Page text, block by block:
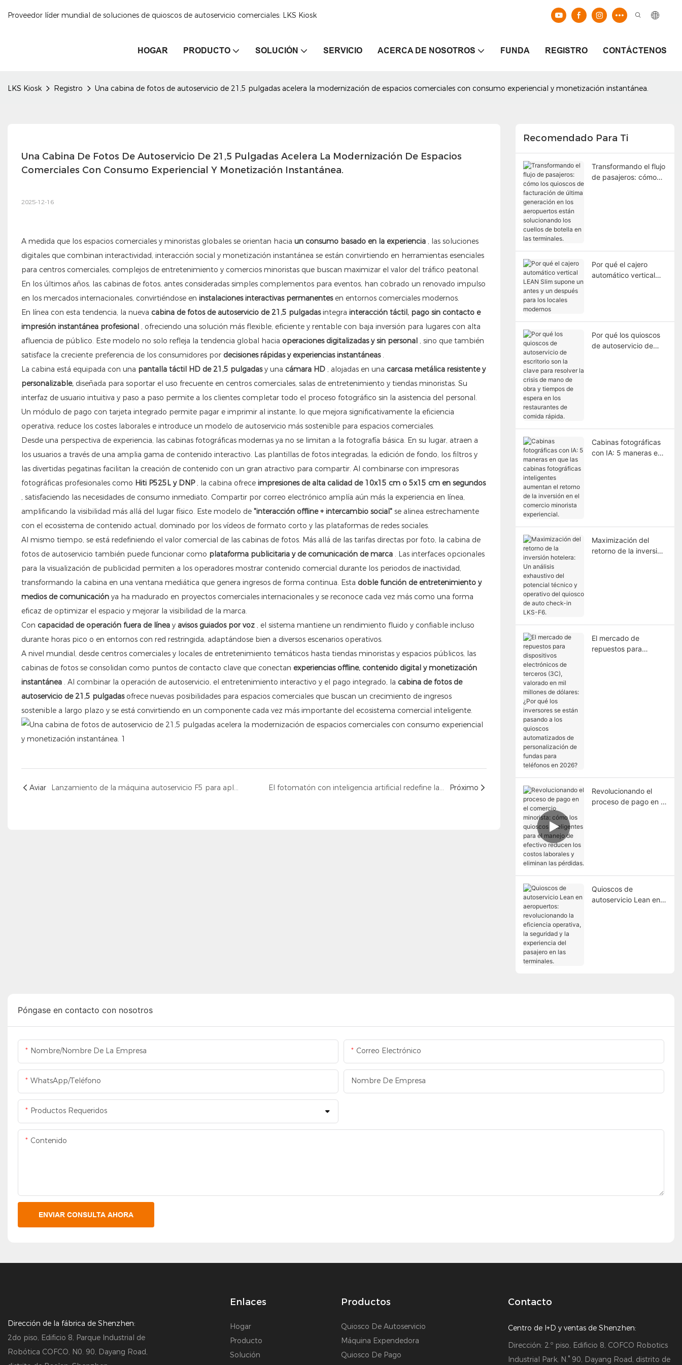
Proveedor líder mundial de soluciones de quioscos de autoservicio comerciales: LKS Kiosk
HOGAR PRODUCTO SOLUCIÓN SERVICIO ACERCA DE NOSOTROS FUNDA REGISTRO CONTÁCTENOS
LKS Kiosk Registro Una cabina de fotos de autoservicio de 21,5 pulgadas acelera la modernización de espacios comerciales con consumo experiencial y monetización instantánea.
Una Cabina De Fotos De Autoservicio De 21,5 Pulgadas Acelera La Modernización De Espacios
Comerciales Con Consumo Experiencial Y Monetización Instantánea.
2025-12-16
A medida que los espacios comerciales y minoristas globales se orientan hacia un consumo basado en la experiencia, las soluciones
digitales que combinan interactividad, interacción social y monetización instantánea se están convirtiendo en herramientas esenciales
para centros comerciales, complejos de entretenimiento y comercios minoristas que buscan maximizar el valor del tráfico peatonal.
En los últimos años, las cabinas de fotos, antes consideradas simples complementos para eventos, han cobrado un renovado impulso
en los mercados internacionales, convirtiéndose en instalaciones interactivas permanentesen entornos comerciales modernos.
En línea con esta tendencia, la nueva cabina de fotos de autoservicio de 21,5 pulgadasintegra interacción táctil, pago sin contacto e
impresión instantánea profesional, ofreciendo una solución más flexible, eficiente y rentable con baja inversión para lugares con alta
afluencia de público. Este modelo no solo refleja la tendencia global hacia operaciones digitalizadas y sin personal, sino que también
satisface la creciente preferencia de los consumidores por decisiones rápidas y experiencias instantáneas.
La cabina está equipada con una pantalla táctil HD de 21,5 pulgadasy una cámara HD, alojadas en una carcasa metálica resistente y
personalizable,diseñada para soportar el uso frecuente en centros comerciales, salas de entretenimiento y tiendas minoristas. Su
interfaz de usuario intuitiva y paso a paso permite a los clientes completar todo el proceso fotográfico sin la asistencia del personal.
Un módulo de pago con tarjeta integrado permite pagar e imprimir al instante, lo que mejora significativamente la eficiencia
operativa, reduce los costes laborales e introduce un modelo de autoservicio más sostenible para espacios comerciales.
Desde una perspectiva de experiencia, las cabinas fotográficas modernas ya no se limitan a la fotografía básica. En su lugar, atraen a
los usuarios a través de una amplia gama de contenido interactivo. Las plantillas de fotos integradas, la edición de fondo, los filtros y
las divertidas pegatinas facilitan la creación de contenido con un gran atractivo para compartir. Al combinarse con impresoras
fotográficas profesionales como Hiti P525L y DNP, la cabina ofrece impresiones de alta calidad de 10x15 cm o 5x15 cm en segundos
, satisfaciendo las necesidades de consumo inmediato. Compartir por correo electrónico amplía aún más la experiencia en línea,
amplificando la visibilidad más allá del lugar físico. Este modelo de "interacción offline + intercambio social"se alinea estrechamente
con el ecosistema de contenido actual, dominado por los vídeos de formato corto y las plataformas de redes sociales.
Al mismo tiempo, se está redefiniendo el valor comercial de las cabinas de fotos. Más allá de las tarifas directas por foto, la cabina de
fotos de autoservicio también puede funcionar como plataforma publicitaria y de comunicación de marca. Las interfaces opcionales
para la visualización de publicidad permiten a los operadores mostrar contenido comercial durante los periodos de inactividad,
transformando la cabina en una ventana mediática que genera ingresos de forma continua. Esta doble función de entretenimiento y
medios de comunicaciónya ha madurado en proyectos comerciales internacionales y se reconoce cada vez más como una forma
eficaz de optimizar el espacio y mejorar la visibilidad de la marca.
Con capacidad de operación fuera de líneay avisos guiados por voz, el sistema mantiene un rendimiento fluido y confiable incluso
durante horas pico o en entornos con red restringida, adaptándose bien a diversos escenarios operativos.
A nivel mundial, desde centros comerciales y locales de entretenimiento temáticos hasta tiendas minoristas y espacios públicos, las
cabinas de fotos se consolidan como puntos de contacto clave que conectan experiencias offline, contenido digital y monetización
instantánea. Al combinar la operación de autoservicio, el entretenimiento interactivo y el pago integrado, la cabina de fotos de
autoservicio de 21,5 pulgadasofrece nuevas posibilidades para espacios comerciales que buscan un crecimiento de ingresos
sostenible a largo plazo y se está convirtiendo en un componente cada vez más importante del ecosistema comercial inteligente.
Aviar Lanzamiento de la máquina autoservicio F5 para aplicar películas en teléfonos: una experiencia de protección de pantalla rápida, profesional y sin burbujas. El fotomatón con inteligencia artificial redefine la participación en eventos mientras las imágenes inteligentes cobran protagonismo Próximo
Recomendado Para Ti
Transformando el flujo
de pasajeros: cómo
las terminales.
Por qué el cajero
automático vertical
Por qué los quioscos
de autoservicio de
Cabinas fotográficas
con IA: 5 maneras en
experiencial.
Maximización del
retorno de la inversión
El mercado de
repuestos para
fundas para teléfonos
en 2026?
Revolucionando el
proceso de pago en el
las pérdidas.
Quioscos de
autoservicio Lean en
Póngase en contacto con nosotros
Nombre/Nombre De La Empresa Correo Electrónico
WhatsApp/Teléfono Nombre De Empresa
Productos Requeridos
Contenido
ENVIAR CONSULTA AHORA
Dirección de la fábrica de Shenzhen:
2do piso, Edificio 8, Parque Industrial de
Robótica COFCO, N0. 90, Dayang Road,
Enlaces
Hogar
Producto
Solución
Productos
Quiosco De Autoservicio
Máquina Expendedora
Quiosco De Pago
Contacto
Centro de I+D y ventas de Shenzhen:
Dirección: 2.º piso, Edificio 8, COFCO Robotics
Industrial Park, N.° 90, Dayang Road, distrito de